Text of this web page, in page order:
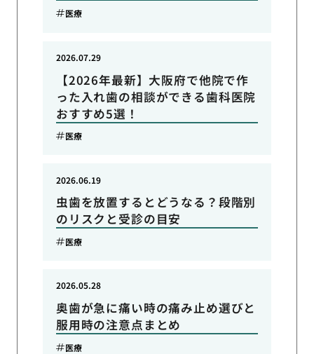
医療
【2026年最新】大阪府で他院で作
った入れ歯の相談ができる歯科医院
おすすめ5選！
2026.07.29
医療
虫歯を放置するとどうなる？段階別
のリスクと受診の目安
2026.06.19
医療
奥歯が急に痛い時の痛み止め選びと
服用時の注意点まとめ
2026.05.28
医療